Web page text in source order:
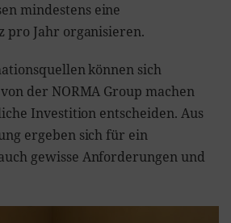
mindestens eine
pro Jahr organisieren.
können sich
der NORMA Group machen
Investition entscheiden. Aus
ergeben sich für ein
gewisse Anforderungen und